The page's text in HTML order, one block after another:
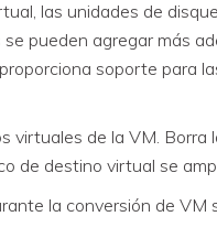
las unidades de
pueden agregar más
soporte para
virtuales de la VM.
de destino virtual se
la conversión de VM